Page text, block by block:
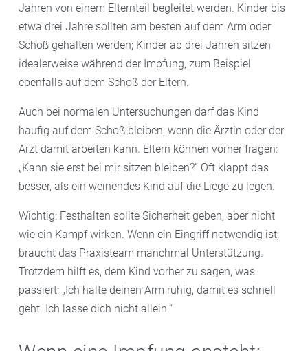
Jahren von einem Elternteil begleitet werden. Kinder bis
etwa drei Jahre sollten am besten auf dem Arm oder
Schoß gehalten werden; Kinder ab drei Jahren sitzen
idealerweise während der Impfung, zum Beispiel
ebenfalls auf dem Schoß der Eltern.
Auch bei normalen Untersuchungen darf das Kind
häufig auf dem Schoß bleiben, wenn die Ärztin oder der
Arzt damit arbeiten kann. Eltern können vorher fragen:
„Kann sie erst bei mir sitzen bleiben?“ Oft klappt das
besser, als ein weinendes Kind auf die Liege zu legen.
Wichtig: Festhalten sollte Sicherheit geben, aber nicht
wie ein Kampf wirken. Wenn ein Eingriff notwendig ist,
braucht das Praxisteam manchmal Unterstützung.
Trotzdem hilft es, dem Kind vorher zu sagen, was
passiert: „Ich halte deinen Arm ruhig, damit es schnell
geht. Ich lasse dich nicht allein.“